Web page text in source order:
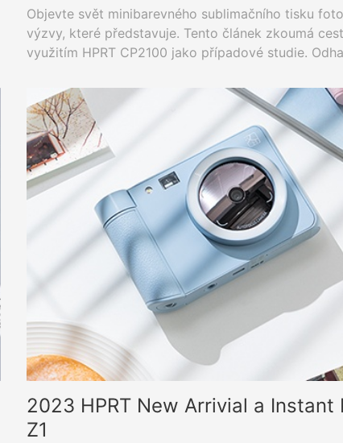
Objevte svět minibarevného sublimačního tisku
výzvy, které představuje. Tento článek zkoumá
využitím HPRT CP2100 jako případové studie.
automatického laminování. Článek také nabízí
diskutuje potenciální obchodní příležitosti v této
2023 HPRT New Arrivial a Instant
Z1